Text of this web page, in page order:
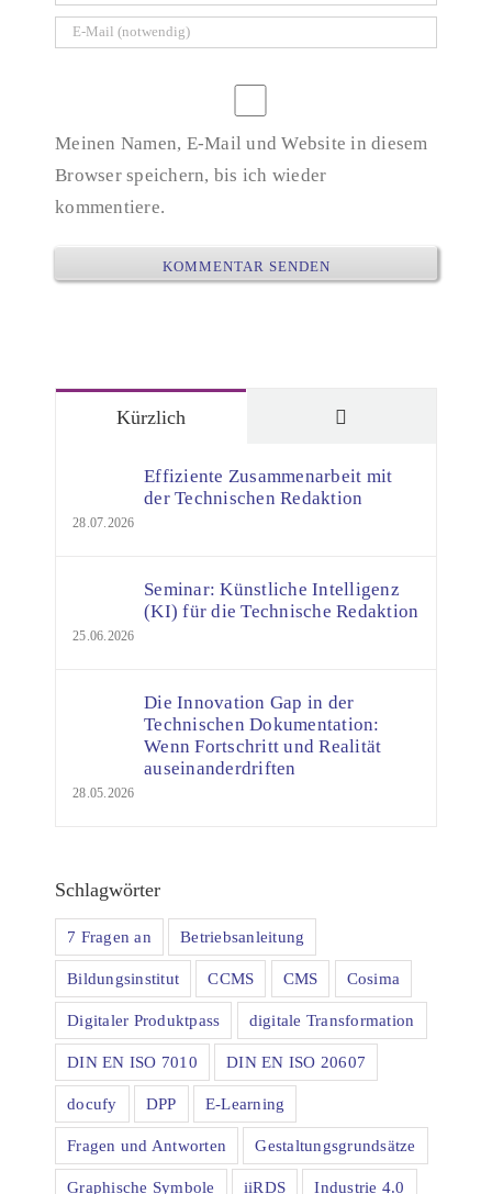
Meinen Namen, E-Mail und Website in diesem
Browser speichern, bis ich wieder
kommentiere.
Kürzlich
Effiziente Zusammenarbeit mit
der Technischen Redaktion
28.07.2026
Seminar: Künstliche Intelligenz
(KI) für die Technische Redaktion
25.06.2026
Die Innovation Gap in der
Technischen Dokumentation:
Wenn Fortschritt und Realität
auseinanderdriften
28.05.2026
Schlagwörter
7 Fragen an Betriebsanleitung
Bildungsinstitut CCMS CMS Cosima
Digitaler Produktpass digitale Transformation
DIN EN ISO 7010 DIN EN ISO 20607
docufy DPP E-Learning
Fragen und Antworten Gestaltungsgrundsätze
Graphische Symbole iiRDS Industrie 4.0